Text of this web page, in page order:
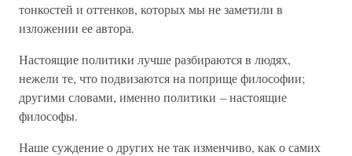
тонкостей и оттенков, которых мы не заметили в
изложении ее автора.
Настоящие политики лучше разбираются в людях,
нежели те, что подвизаются на поприще философии;
другими словами, именно политики – настоящие
философы.
Наше суждение о других не так изменчиво, как о самих